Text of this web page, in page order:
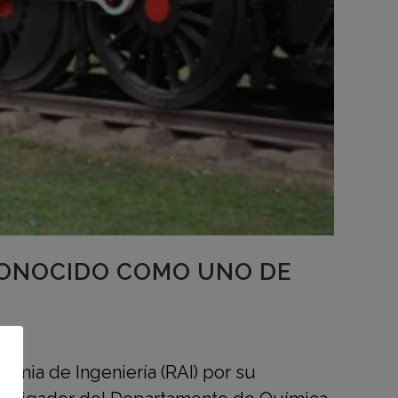
COMO UNO DE
de Ingeniería (RAI) por su